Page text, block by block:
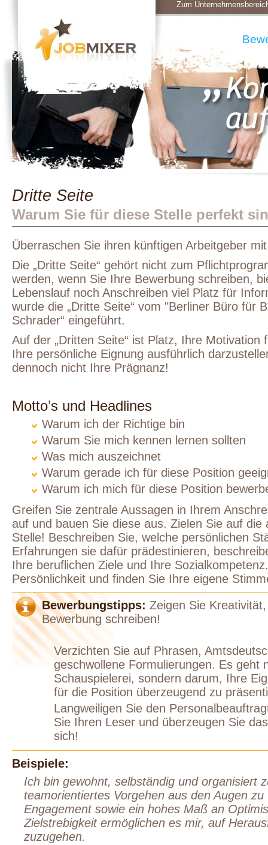
Zum
Dritte Seite
Warum Sie für diese Stelle perfekt
Überraschen Sie ihren künftigen Arbeitgeber
Die „Dritte Seite“ gehört nicht zum
werden, wenn Sie Ihre Bewerbung schreiben,
Lebenslauf noch Anschreiben viel Platz für
wurde die „Dritte Seite“ vom "Berliner Büro für
Schrader“ eingeführt.
Auf der „Dritten Seite“ ist Platz, Ihre Motivation
Ihre persönliche Eignung ausführlich
dennoch nicht Ihre Prägnanz!
Motto’s und Headlines
Warum ich der Richtige bin
Warum Sie mich kennen lernen sollten
Was mich auszeichnet
Warum gerade ich für diese Position
Warum ich mich für diese Position
Greifen Sie zentrale Aussagen in Ihrem
auf und bauen Sie diese aus. Zielen Sie auf die
Stelle! Beschreiben Sie, welche persönlichen
Erfahrungen sie dafür prädestinieren,
Ihre beruflichen Ziele und Ihre
Persönlichkeit und finden Sie Ihre eigene
Bewerbungstipps: Zeigen Sie
Bewerbung schreiben!
Verzichten Sie auf Phrasen,
geschwollene Formulierungen. Es geht
Schauspielerei, sondern darum, Ihre
für die Position überzeugend zu
Langweiligen Sie den
Sie Ihren Leser und überzeugen Sie
sich!
Beispiele:
Ich bin gewohnt, selbständig und organisiert
teamorientiertes Vorgehen aus den Augen
Engagement sowie ein hohes Maß an
Zielstrebigkeit ermöglichen es mir, auf
zuzugehen.